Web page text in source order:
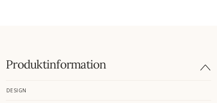
Produktinformation
DESIGN